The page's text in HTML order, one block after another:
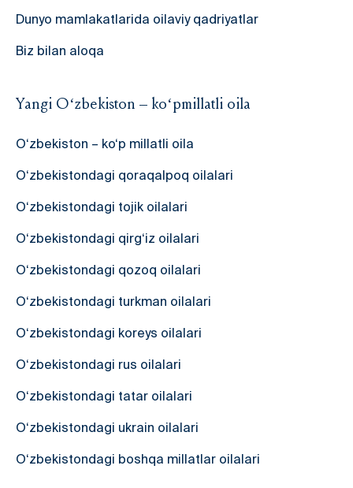
Dunyo mamlakatlarida oilaviy qadriyatlar
Biz bilan aloqa
Yangi O‘zbekiston – ko‘pmillatli oila
O‘zbekiston – ko‘p millatli oila
O‘zbekistondagi qoraqalpoq oilalari
O‘zbekistondagi tojik oilalari
O‘zbekistondagi qirg‘iz oilalari
O‘zbekistondagi qozoq oilalari
O‘zbekistondagi turkman oilalari
O‘zbekistondagi koreys oilalari
O‘zbekistondagi rus oilalari
O‘zbekistondagi tatar oilalari
O‘zbekistondagi ukrain oilalari
O‘zbekistondagi boshqa millatlar oilalari